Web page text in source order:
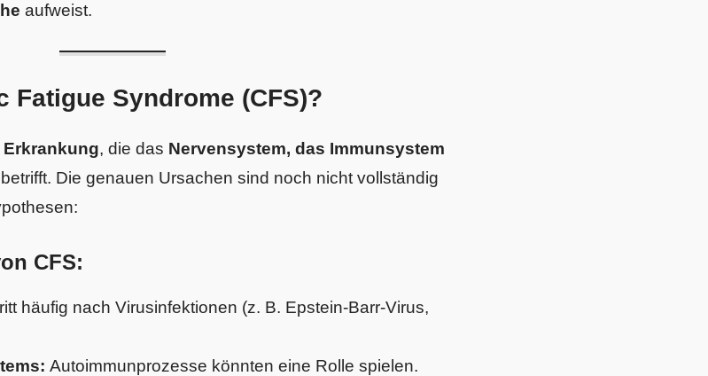
aufweist.
Fatigue Syndrome (CFS)?
, die das Nervensystem, das Immunsystem
betrifft. Die genauen Ursachen sind noch nicht vollständig
CFS:
häufig nach Virusinfektionen (z. B. Epstein-Barr-Virus,
Autoimmunprozesse könnten eine Rolle spielen.